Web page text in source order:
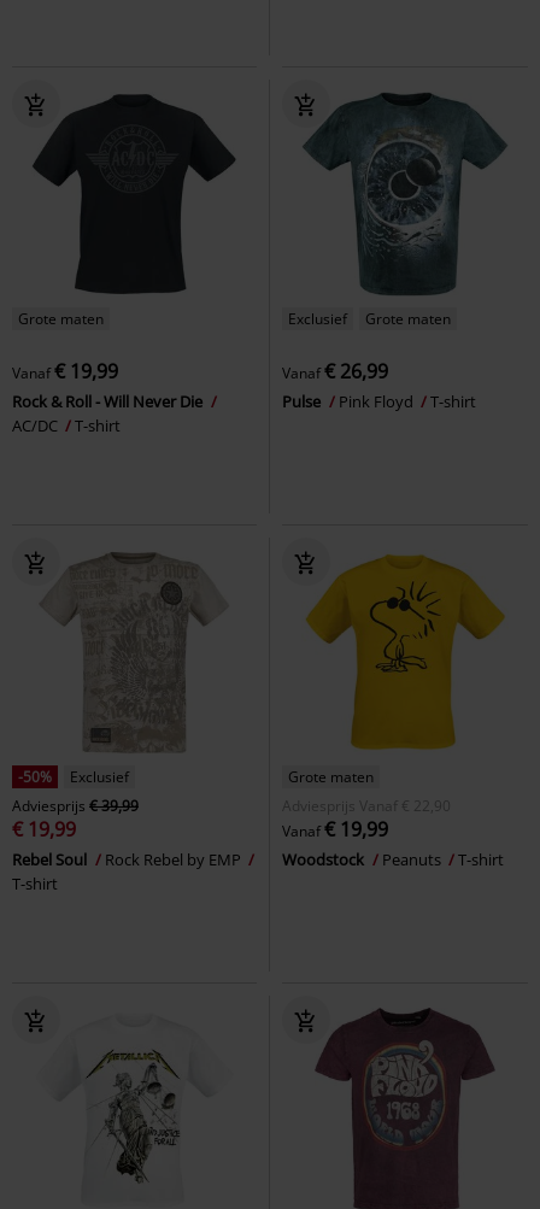
Grote maten
Vanaf€ 19,99
Rock & Roll - Will Never Die
AC/DC
T-shirt
Exclusief Grote maten
Vanaf€ 26,99
Pulse Pink Floyd T-shirt
-50%
Exclusief
Adviesprijs € 39,99
€ 19,99
Rebel Soul
Rock Rebel by EMP
T-shirt
Grote maten
Adviesprijs
Vanaf € 22,90
Vanaf€ 19,99
Woodstock Peanuts T-shirt